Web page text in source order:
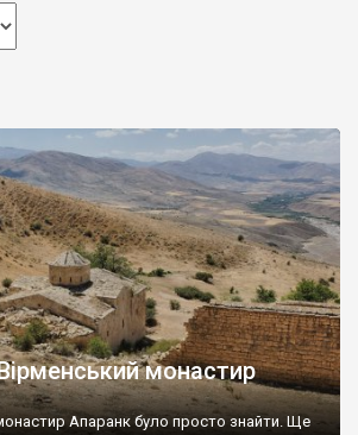
монастир
Апаранк було просто знайти. Ще